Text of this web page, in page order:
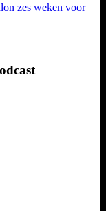
zes weken voor